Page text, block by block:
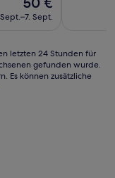
Preis
beträgt
Sept.
letzten 24 Stunden für
gefunden wurde.
Es können zusätzliche